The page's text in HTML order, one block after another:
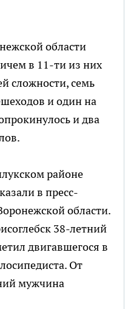
области
в 11-ти из них
сложности, семь
и один на
и два
районе
в пресс-
области.
38-летний
двигавшегося в
От
мужчина